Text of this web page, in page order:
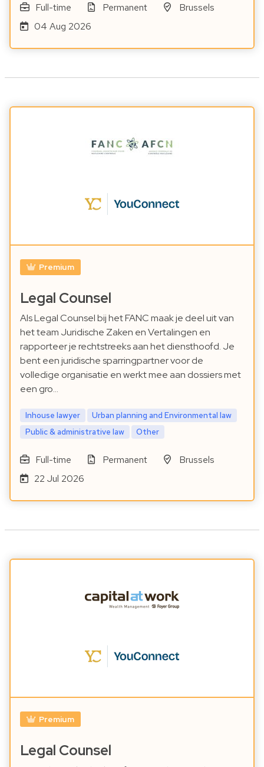
Full-time Permanent
Brussels
04 Aug 2026
Premium
Legal Counsel
Als Legal Counsel bij het FANC maak je deel uit van
het team Juridische Zaken en Vertalingen en
rapporteer je rechtstreeks aan het diensthoofd. Je
bent een juridische sparringpartner voor de
volledige organisatie en werkt mee aan dossiers met
een gro…
Inhouse lawyer
Urban planning and Environmental law
Public & administrative law
Other
Full-time Permanent
Brussels
22 Jul 2026
Premium
Legal Counsel